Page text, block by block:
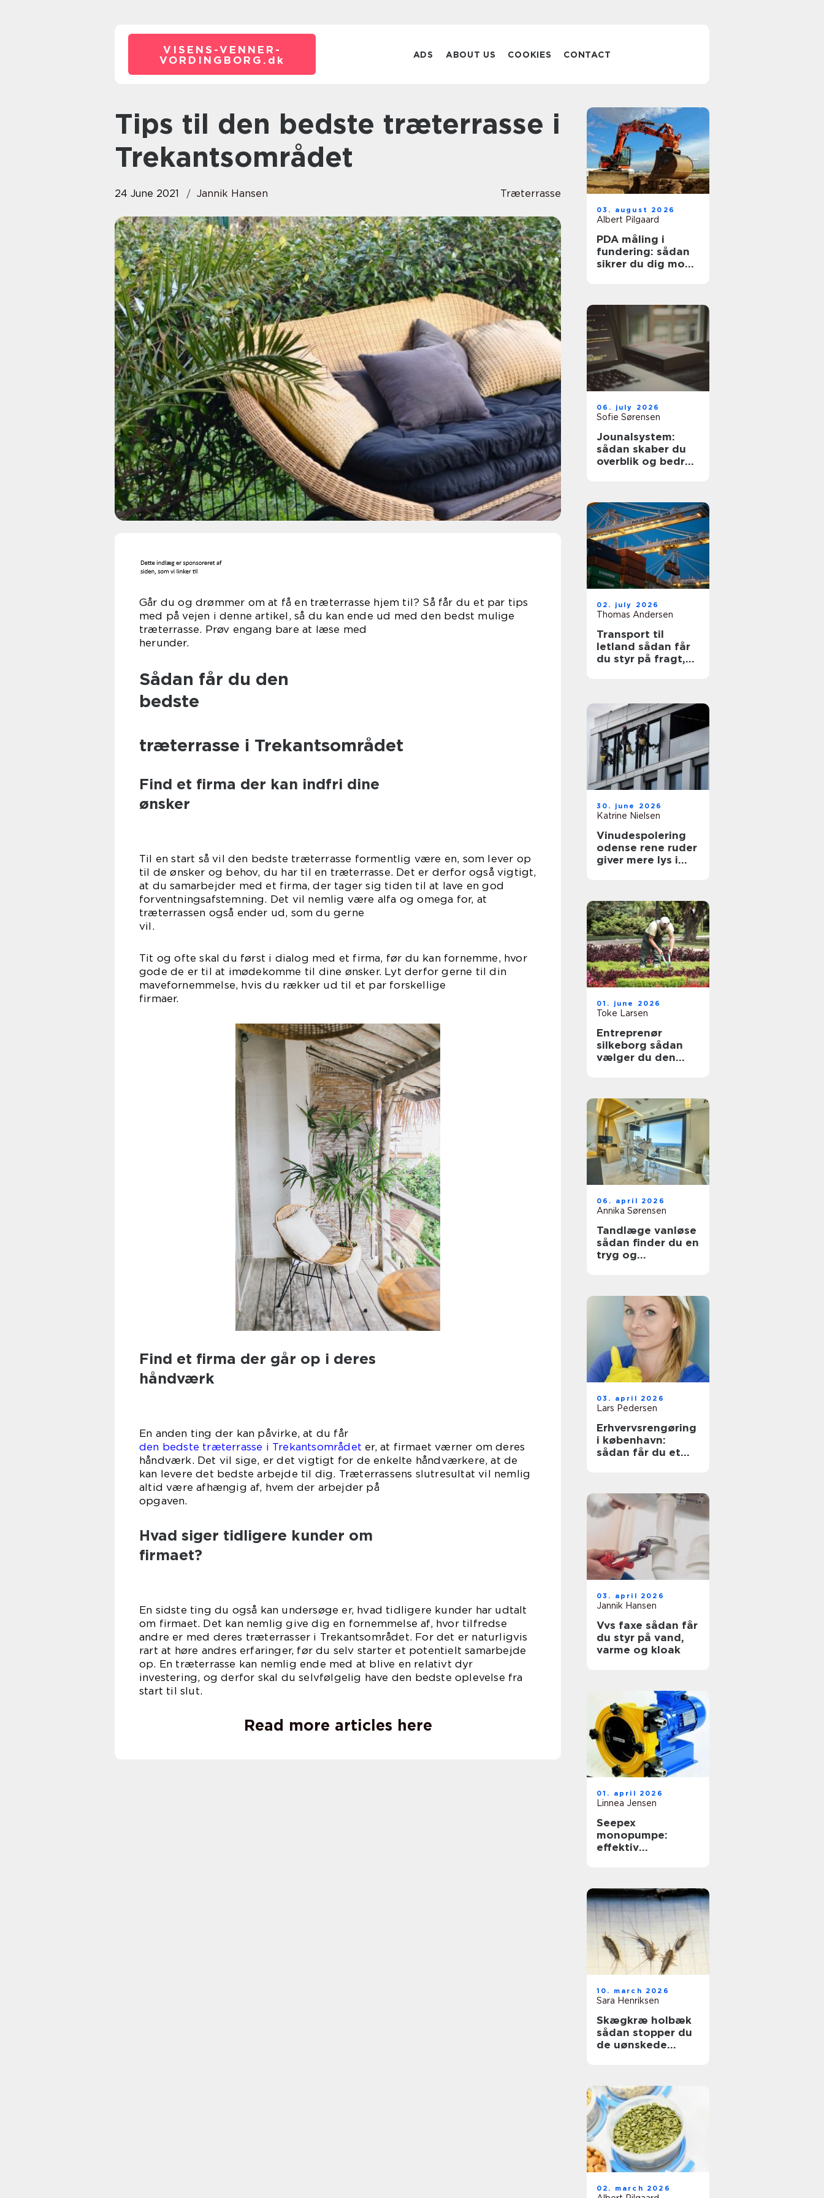
VISENS-VENNER-
VORDINGBORG. dk ADS ABOUT US COOKIES CONTACT
Tips til den bedste træterrasse i
Trekantsområdet
24 June 2021 Jannik Hansen Træterrasse
Går du og drømmer om at få en træterrasse hjem til? Så får du et par tips
med på vejen i denne artikel, så du kan ende ud med den bedst mulige
træterrasse. Prøv engang bare at læse med
herunder.
Sådan får du den
bedste
træterrasse i Trekantsområdet
Find et firma der kan indfri dine
ønsker
Til en start så vil den bedste træterrasse formentlig være en, som lever op
til de ønsker og behov, du har til en træterrasse. Det er derfor også vigtigt,
at du samarbejder med et firma, der tager sig tiden til at lave en god
forventningsafstemning. Det vil nemlig være alfa og omega for, at
træterrassen også ender ud, som du gerne
vil.
Tit og ofte skal du først i dialog med et firma, før du kan fornemme, hvor
gode de er til at imødekomme til dine ønsker. Lyt derfor gerne til din
mavefornemmelse, hvis du rækker ud til et par forskellige
firmaer.
Find et firma der går op i deres
håndværk
En anden ting der kan påvirke, at du får
den bedste træterrasse i Trekantsområdet er, at firmaet værner om deres
håndværk. Det vil sige, er det vigtigt for de enkelte håndværkere, at de
kan levere det bedste arbejde til dig. Træterrassens slutresultat vil nemlig
altid være afhængig af, hvem der arbejder på
opgaven.
Hvad siger tidligere kunder om
firmaet?
En sidste ting du også kan undersøge er, hvad tidligere kunder har udtalt
om firmaet. Det kan nemlig give dig en fornemmelse af, hvor tilfredse
andre er med deres træterrasser i Trekantsområdet. For det er naturligvis
rart at høre andres erfaringer, før du selv starter et potentielt samarbejde
op. En træterrasse kan nemlig ende med at blive en relativt dyr
investering, og derfor skal du selvfølgelig have den bedste oplevelse fra
start til slut.
Read more articles here
03. august 2026
Albert Pilgaard
PDA måling i
fundering: sådan
sikrer du dig mod
06. july 2026
Sofie Sørensen
Jounalsystem:
sådan skaber du
overblik og bedre
02. july 2026
Thomas Andersen
Transport til
letland sådan får
du styr på fragt,
30. june 2026
Katrine Nielsen
Vinudespolering
odense rene ruder
giver mere lys i
01. june 2026
Toke Larsen
Entreprenør
silkeborg sådan
vælger du den
06. april 2026
Annika Sørensen
Tandlæge vanløse
sådan finder du en
tryg og
03. april 2026
Lars Pedersen
Erhvervsrengøring
i københavn:
sådan får du et
03. april 2026
Jannik Hansen
Vvs faxe sådan får
du styr på vand,
varme og kloak
01. april 2026
Linnea Jensen
Seepex
monopumpe:
effektiv
10. march 2026
Sara Henriksen
Skægkræ holbæk
sådan stopper du
de uønskede
02. march 2026